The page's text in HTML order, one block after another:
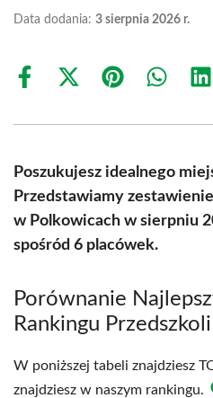
Data dodania: 3 sierpnia 2026 r.
Share
Share
(Twitter)
Share Share
Poszukujesz idealnego
Przedstawiamy
w Polkowicach w sierpniu
spośród 6 placówek.
Porównanie
Rankingu
W poniższej tabeli znajdziesz
znajdziesz w naszym rankingu.